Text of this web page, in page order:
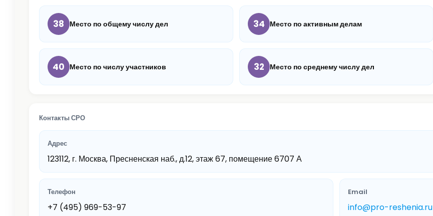
38 Место по общему числу дел 34 Место по активным делам
40 Место по числу участников 32 Место по среднему числу дел
Контакты СРО
Адрес
123112, г. Москва, Пресненская наб., д.12, этаж 67, помещение 6707 А
Телефон
+7 (495) 969-53-97
Email
info@pro-reshenia.ru